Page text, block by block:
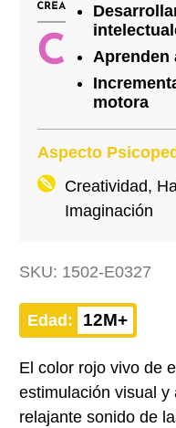
Aprenden
motora
Aspecto
Creatividad,
Imaginación
SKU: 1502-E0327
Edad: 12M+
El color rojo vivo de
estimulación visual y
relajante sonido de